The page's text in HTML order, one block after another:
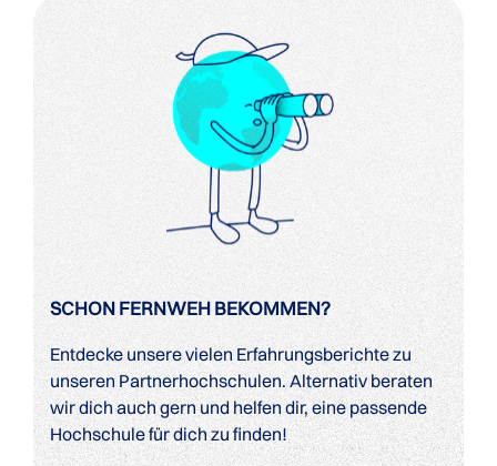
SCHON FERNWEH BEKOMMEN?
Entdecke unsere vielen Erfahrungsberichte zu
unseren Partnerhochschulen. Alternativ beraten
wir dich auch gern und helfen dir, eine passende
Hochschule für dich zu finden!